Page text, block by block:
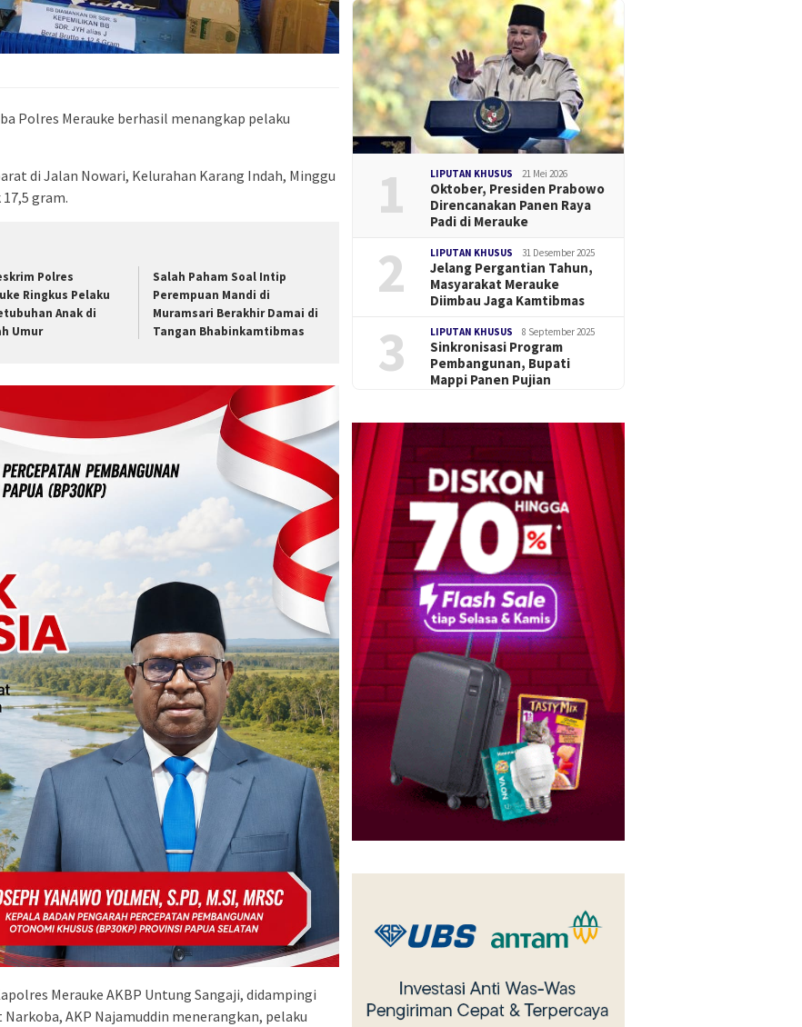
Polres Merauke berhasil menangkap pelaku
di Jalan Nowari, Kelurahan Karang Indah, Minggu
gram.
Polres
Ringkus Pelaku
Anak di
Umur
Salah Paham Soal Intip
Perempuan Mandi di
Muramsari Berakhir Damai di
Tangan Bhabinkamtibmas
Merauke AKBP Untung Sangaji, didampingi
AKP Najamuddin menerangkan, pelaku
1 LIPUTAN KHUSUS 21 Mei 2026
Oktober, Presiden Prabowo
Direncanakan Panen Raya
Padi di Merauke
2 LIPUTAN KHUSUS 31 Desember 2025
Jelang Pergantian Tahun,
Masyarakat Merauke
Diimbau Jaga Kamtibmas
3 LIPUTAN KHUSUS 8 September 2025
Sinkronisasi Program
Pembangunan, Bupati
Mappi Panen Pujian